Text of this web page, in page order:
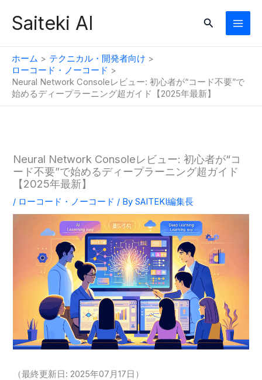
Saiteki AI
検
ホーム
テクニカル・開発者向け
ローコード・ノーコード
Neural Network Consoleレビュー: 初心者が“コード不要”で
始めるディープラーニング超ガイド【2025年最新】
Neural Network Consoleレビュー: 初心者が“コ
ード不要”で始めるディープラーニング超ガイド
【2025年最新】
/ ローコード・ノーコード / BySAITEKI編集長
（最終更新日: 2025年07月17日）